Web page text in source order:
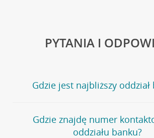
PYTANIA I
Gdzie jest najbliższy oddział
Jeśli szukasz oddziału naszego banku,
stronęPlacówki i bankomaty, na której
wygodna wyszukiwarka.
Gdzie znajdę numer
oddziału banku?